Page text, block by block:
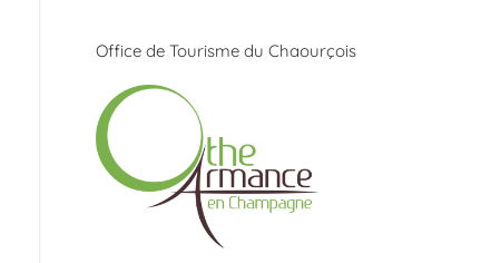
Office de Tourisme du Chaourçois